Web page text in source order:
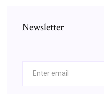
Newsletter